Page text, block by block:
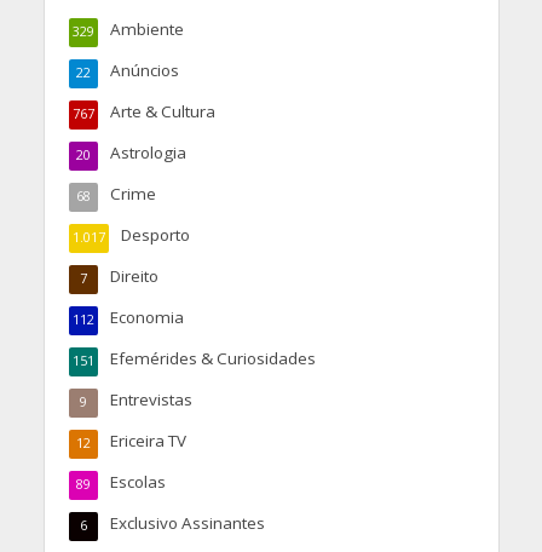
Ambiente
329
Anúncios
22
Arte & Cultura
767
Astrologia
20
Crime
68
Desporto
1.017
Direito
7
Economia
112
Efemérides & Curiosidades
151
Entrevistas
9
Ericeira TV
12
Escolas
89
Exclusivo Assinantes
6